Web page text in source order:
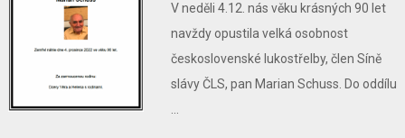
V neděli 4.12. nás věku krásných 90 let
navždy opustila velká osobnost
československé lukostřelby, člen Síně
slávy ČLS, pan Marian Schuss. Do oddílu